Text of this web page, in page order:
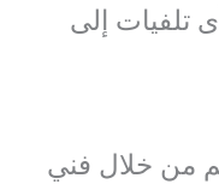
تلفيات إلى
من خلال فني